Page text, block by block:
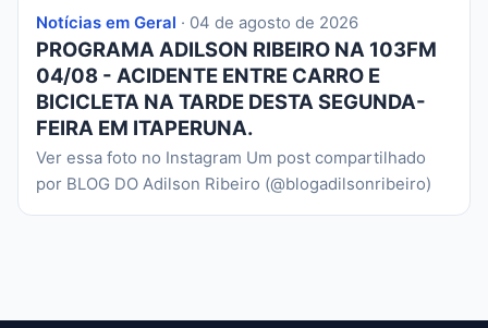
Notícias em Geral · 04 de agosto de 2026
PROGRAMA ADILSON RIBEIRO NA 103FM
04/08 - ACIDENTE ENTRE CARRO E
BICICLETA NA TARDE DESTA SEGUNDA-
FEIRA EM ITAPERUNA.
Ver essa foto no Instagram Um post compartilhado
por BLOG DO Adilson Ribeiro (@blogadilsonribeiro)